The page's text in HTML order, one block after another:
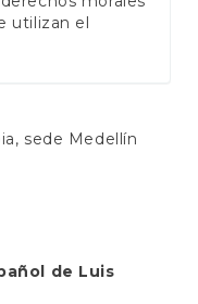
utilizan el
sede Medellín
de Luis